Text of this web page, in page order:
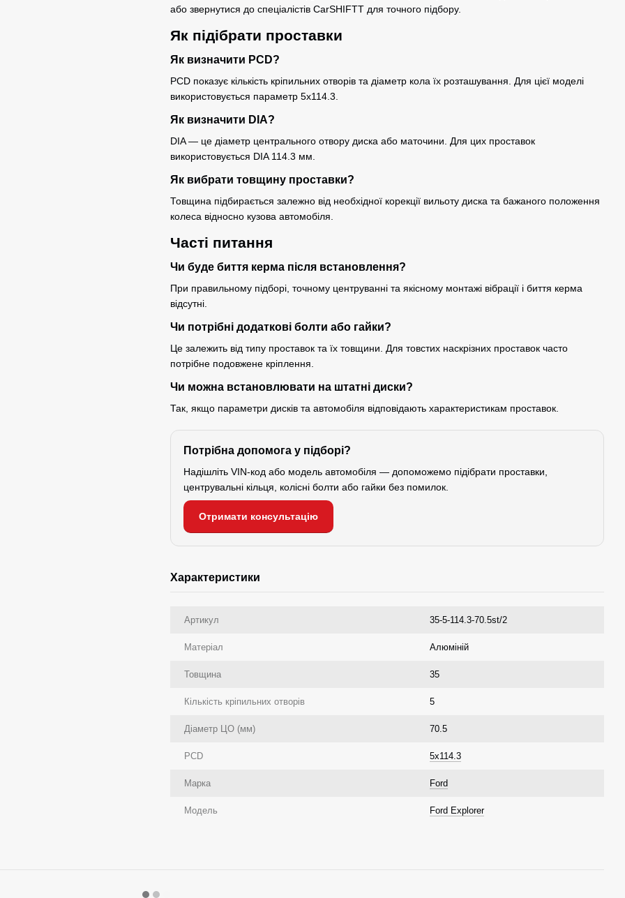
або звернутися до спеціалістів CarSHIFTT для точного підбору.
Як підібрати проставки
Як визначити PCD?
PCD показує кількість кріпильних отворів та діаметр кола їх розташування. Для цієї моделі
використовується параметр 5x114.3.
Як визначити DIA?
DIA — це діаметр центрального отвору диска або маточини. Для цих проставок
використовується DIA 114.3 мм.
Як вибрати товщину проставки?
Товщина підбирається залежно від необхідної корекції вильоту диска та бажаного положення
колеса відносно кузова автомобіля.
Часті питання
Чи буде биття керма після встановлення?
При правильному підборі, точному центруванні та якісному монтажі вібрації і биття керма
відсутні.
Чи потрібні додаткові болти або гайки?
Це залежить від типу проставок та їх товщини. Для товстих наскрізних проставок часто
потрібне подовжене кріплення.
Чи можна встановлювати на штатні диски?
Так, якщо параметри дисків та автомобіля відповідають характеристикам проставок.
Потрібна допомога у підборі?
Надішліть VIN-код або модель автомобіля — допоможемо підібрати проставки,
центрувальні кільця, колісні болти або гайки без помилок.
Отримати консультацію
Характеристики
Артикул 35-5-114.3-70.5st/2
Матеріал Алюміній
Товщина 35
Кількість кріпильних отворів 5
Діаметр ЦО (мм) 70.5
PCD 5x114.3
Марка Ford
Модель Ford Explorer